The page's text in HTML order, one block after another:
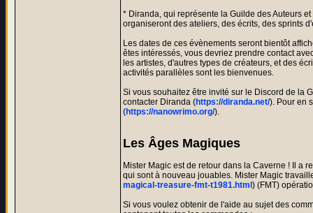
* Diranda, qui représente la Guilde des Auteurs
organiseront des ateliers, des écrits, des sprints
Les dates de ces évènements seront bientôt
êtes intéressés, vous devriez prendre contact
les artistes, d'autres types de créateurs, et des
activités parallèles sont les bienvenues.
Si vous souhaitez être invité sur le Discord de la
contacter Diranda (https://diranda.net/). Pour en
(https://nanowrimo.org/).
Les Âges Magiques
Mister Magic est de retour dans la Caverne ! Il a
qui sont à nouveau jouables. Mister Magic
magical-treasure-fmt-t1981.html ) (FMT)
Si vous voulez obtenir de l'aide au sujet des